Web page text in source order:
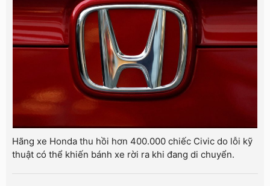
Hãng xe Honda thu hồi hơn 400.000 chiếc Civic do lỗi kỹ
thuật có thể khiến bánh xe rời ra khi đang di chuyển.